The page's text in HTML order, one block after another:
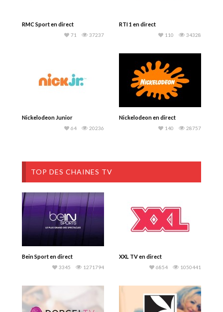
RMC Sport en direct
37237
71
RTI 1 en direct
34328
110
Nickelodeon Junior
20236
64
Nickelodeon en direct
28757
140
TOP DES CHAINES TV
Bein Sport en direct
1271794
3345
XXL TV en direct
1050441
6854